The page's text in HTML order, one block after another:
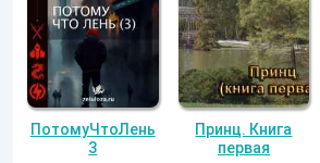
ПотомуЧтоЛень
3
Принц. Книга
первая